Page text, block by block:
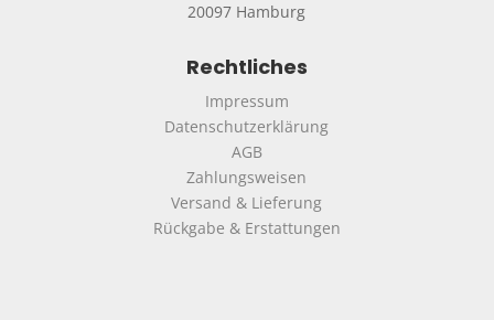
20097 Hamburg
Rechtliches
Impressum
Datenschutzerklärung
AGB
Zahlungsweisen
Versand & Lieferung
Rückgabe & Erstattungen